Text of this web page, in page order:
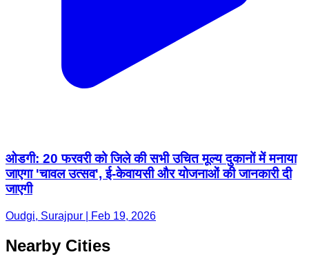
ओडगी: 20 फरवरी को जिले की सभी उचित मूल्य दुकानों में मनाया
जाएगा 'चावल उत्सव', ई-केवायसी और योजनाओं की जानकारी दी
जाएगी
Oudgi, Surajpur | Feb 19, 2026
Nearby Cities